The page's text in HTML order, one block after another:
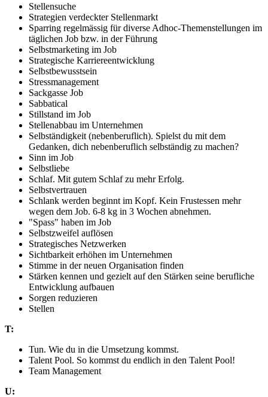
Stellensuche
Strategien verdeckter Stellenmarkt
Sparring regelmässig für diverse Adhoc-Themenstellungen im
täglichen Job bzw. in der Führung
Selbstmarketing im Job
Strategische Karriereentwicklung
Selbstbewusstsein
Stressmanagement
Sackgasse Job
Sabbatical
Stillstand im Job
Stellenabbau im Unternehmen
Selbständigkeit (nebenberuflich). Spielst du mit dem
Gedanken, dich nebenberuflich selbständig zu machen?
Sinn im Job
Selbstliebe
Schlaf. Mit gutem Schlaf zu mehr Erfolg.
Selbstvertrauen
Schlank werden beginnt im Kopf. Kein Frustessen mehr
wegen dem Job. 6-8 kg in 3 Wochen abnehmen.
"Spass" haben im Job
Selbstzweifel auflösen
Strategisches Netzwerken
Sichtbarkeit erhöhen im Unternehmen
Stimme in der neuen Organisation finden
Stärken kennen und gezielt auf den Stärken seine berufliche
Entwicklung aufbauen
Sorgen reduzieren
Stellen
T:
Tun. Wie du in die Umsetzung kommst.
Talent Pool. So kommst du endlich in den Talent Pool!
Team Management
U: